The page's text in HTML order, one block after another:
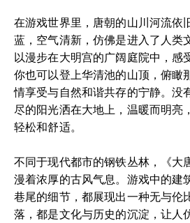
在游戏世界里，唐朝的山川河流依
蓝，空气清新，仿佛是进入了人类
以漫步在大明宫的广阔庭院中，感
你也可以登上华清池的山顶，俯瞰
情享受与自然和谐共存的宁静。没
尽的阳光洒在大地上，温暖而明亮
轻松和舒适。
不同于现代都市的钢铁丛林，《大
漫着浓厚的古风气息。游戏中的建
巷尾的细节，都展现出一种无与伦
落，都是文化与历史的沉淀，让人